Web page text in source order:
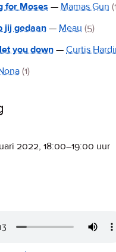
for Moses — Mamas Gun
jij gedaan— Meau (5)
you down — Curtis
(1)
2022, 18:00–19:00 uur